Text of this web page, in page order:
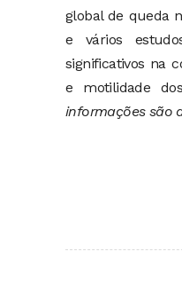
global de queda
e vários
significativos na
e motilidade
informações são